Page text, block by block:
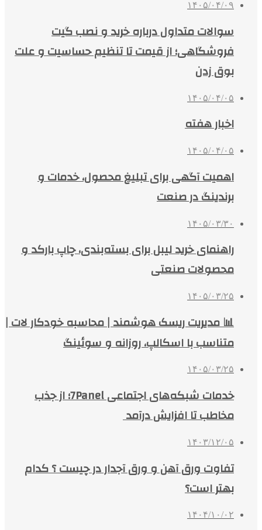
۱۴۰۵/۰۴/۰۹
سوالات متداول درباره خرید و نصب گیت
فروشگاهی؛ از قیمت تا تنظیم حساسیت و علت
بوق زدن
۱۴۰۵/۰۴/۰۵
اخبار هفته
۱۴۰۵/۰۴/۰۵
اهمیت آگهی برای تبلیغ محصول، خدمات و
برندینگ در صنعت
۱۴۰۵/۰۳/۳۰
راهنمای خرید لیبل برای بسته‌بندی، چاپ بارکد و
محصولات صنعتی
۱۴۰۵/۰۳/۲۵
📊 مدیریت ریسک هوشمند | محاسبه خودکار لات |
متناسب با اسکالپ، روزانه و سوئینگ
۱۴۰۵/۰۳/۲۵
خدمات شبکه‌های اجتماعی 7Panel؛ از جذب
مخاطب تا افزایش درآمد
۱۴۰۳/۱۲/۰۵
تفاوت ورق آهن و ورق آجدار در چیست ؟ کدام
بهتر است؟
۱۴۰۴/۱۰/۰۲